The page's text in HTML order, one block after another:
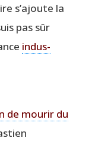
s’ajoute la
pas sûr
indus­
de mou­rir du